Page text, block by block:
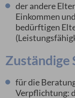
der andere
Einkommen
bedürftigen
Zuständige
für die
Verpflichtung: